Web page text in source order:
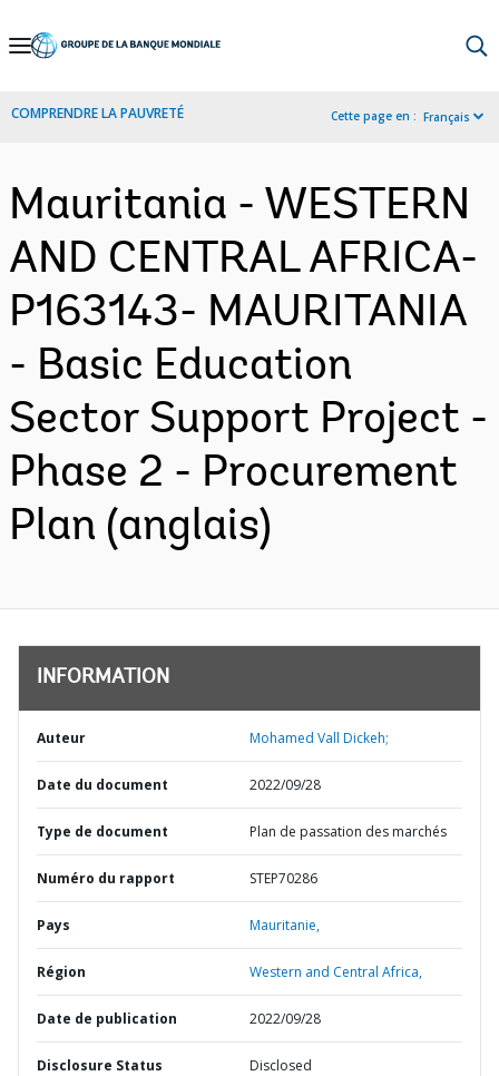
Skip
Navigation
COMPRENDRE LA PAUVRETÉ Cette page en : Français
Mauritania - WESTERN
AND CENTRAL AFRICA-
P163143- MAURITANIA
- Basic Education
Sector Support Project -
Phase 2 - Procurement
Plan (anglais)
INFORMATION
Auteur Mohamed Vall Dickeh;
Date du document 2022/09/28
Type de document Plan de passation des marchés
Numéro du rapport STEP70286
Pays Mauritanie,
Région Western and Central Africa,
Date de publication 2022/09/28
Disclosure Status Disclosed